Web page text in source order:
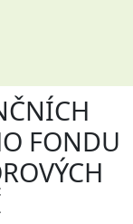
FONDU